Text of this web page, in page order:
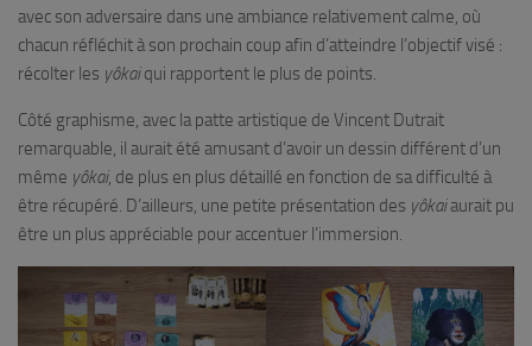
avec son adversaire dans une ambiance relativement calme, où
chacun réfléchit à son prochain coup afin d’atteindre l’objectif visé :
récolter les yôkaiqui rapportent le plus de points.
Côté graphisme, avec la patte artistique de Vincent Dutrait
remarquable, il aurait été amusant d’avoir un dessin différent d’un
même yôkai, de plus en plus détaillé en fonction de sa difficulté à
être récupéré. D’ailleurs, une petite présentation des yôkaiaurait pu
être un plus appréciable pour accentuer l’immersion.